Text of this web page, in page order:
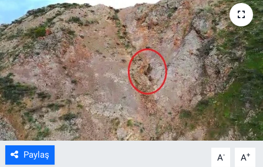
Paylaş A- A+
Eğitim
Yaşam
Kültür Sanat
Bilim ve Teknoloji
Genel
Haber Arşivi